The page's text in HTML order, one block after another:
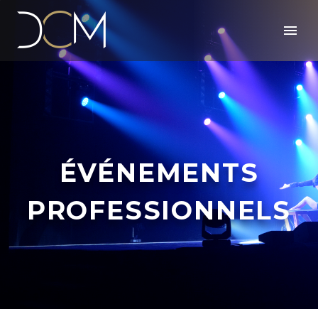
ÉVÉNEMENTS
PROFESSIONNELS